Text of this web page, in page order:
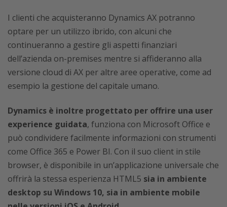
I clienti che acquisteranno Dynamics AX potranno
optare per un utilizzo ibrido, con alcuni che
continueranno a gestire gli aspetti finanziari
dell’azienda on-premises mentre si affideranno alla
versione cloud di AX per altre aree operative, come ad
esempio la gestione del capitale umano.
Dynamics è inoltre progettato per offrire una user
experience guidata, funziona con Microsoft Office e
può condividere facilmente informazioni con strumenti
come Office 365 e Power BI. Con il suo client in stile
browser, è disponibile in un’applicazione universale che
offrirà la stessa esperienza HTML5 sia in ambiente
desktop su Windows 10, sia in ambiente mobile